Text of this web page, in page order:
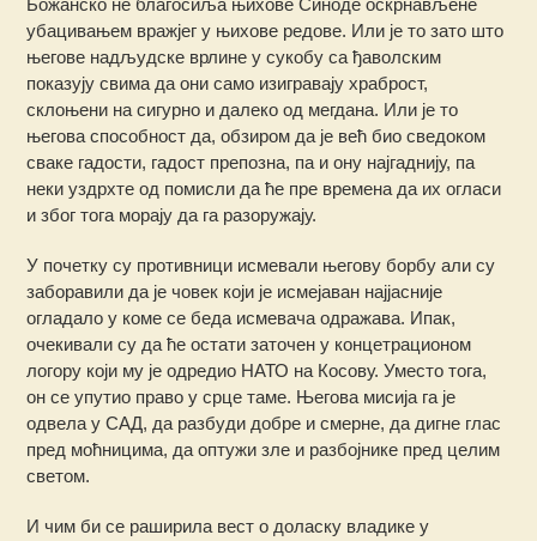
Божанско не благосиља њихове Синоде оскрнављене
убацивањем вражјег у њихове редове. Или је то зато што
његове надљудске врлине у сукобу са ђаволским
показују свима да они само изигравају храброст,
склоњени на сигурно и далеко од мегдана. Или је то
његова способност да, обзиром да је већ био сведоком
сваке гадости, гадост препозна, па и ону најгаднију, па
неки уздрхте од помисли да ће пре времена да их огласи
и због тога морају да га разоружају.
У почетку су противници исмевали његову борбу али су
заборавили да је човек који је исмејаван најјасније
огладало у коме се беда исмевача одражава. Ипак,
очекивали су да ће остати заточен у концетрационом
логору који му је одредио НАТО на Косову. Уместо тога,
он се упутио право у срце таме. Његова мисија га је
одвела у САД, да разбуди добре и смерне, да дигне глас
пред моћницима, да оптужи зле и разбојнике пред целим
светом.
И чим би се раширила вест о доласку владике у